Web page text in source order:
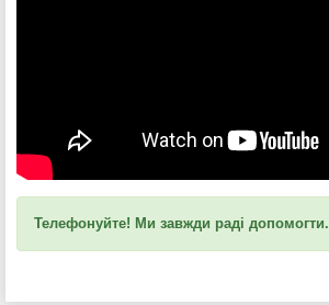
Телефонуйте! Ми завжди раді допомогти.